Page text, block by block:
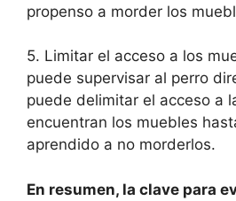
propenso a morder los
5. Limitar el acceso a los
puede supervisar al perro
puede delimitar el acceso a
encuentran los muebles
aprendido a no morderlos.
En resumen, la clave para